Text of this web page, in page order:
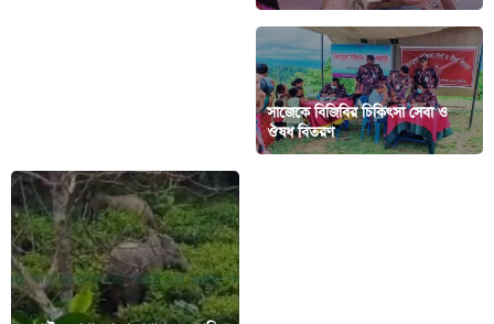
সাজেকে বিজিবির চিকিৎসা সেবা ও
ঔষধ বিতরণ